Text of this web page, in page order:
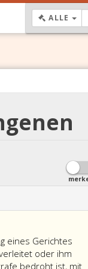
ALLE
eines Gerichtes
oder ihm
bedroht ist, mit